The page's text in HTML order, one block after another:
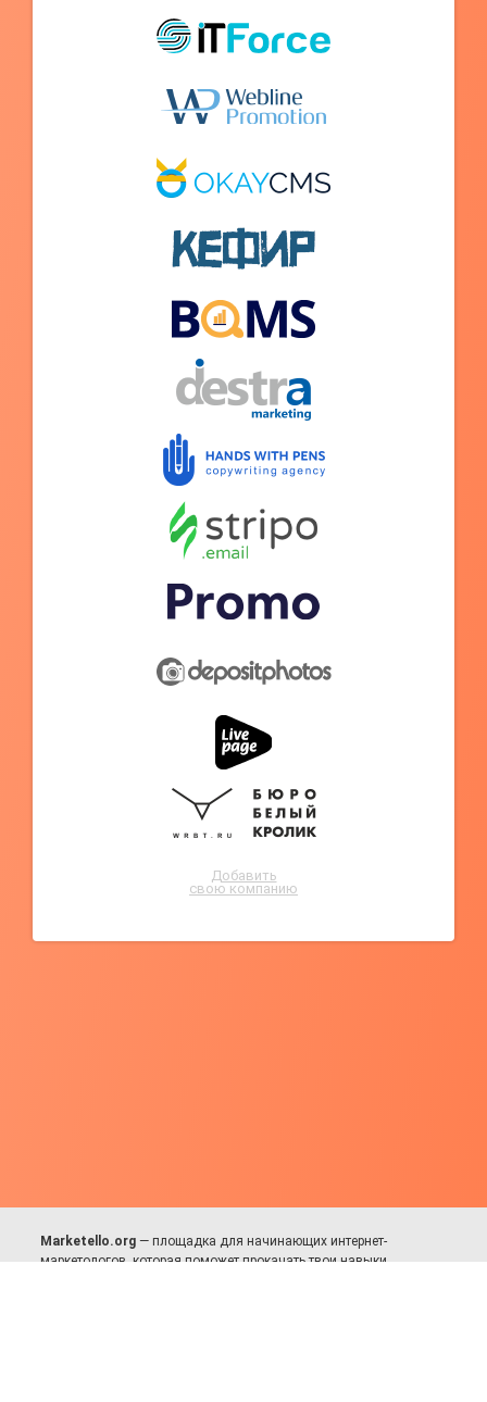
Добавить
свою компанию
Marketello.org — площадка для начинающих интернет-
маркетологов, которая поможет прокачать твои навыки.